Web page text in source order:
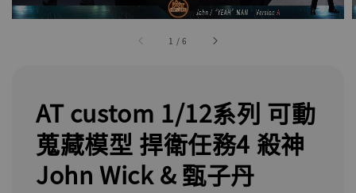
1 /6
AT custom 1/12系列 可動
蒐藏模型 捍衛任務4 殺神
John Wick & 甄子丹